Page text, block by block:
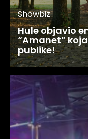
Showbiz
Hule objavio
“Amanet”
publike!